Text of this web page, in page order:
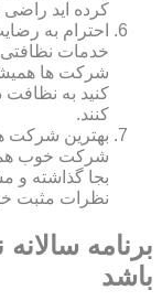
کرده اید راضی
احترام به
خدمات
شرکت ها
کنید به نظافت
کنند.
بهترین شرکت
شرکت خوب
بجا گذاشته و
نظرات مثبت
برنامه
باشد